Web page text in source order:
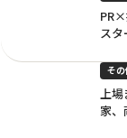
PR×
ス
上場
家、
そ